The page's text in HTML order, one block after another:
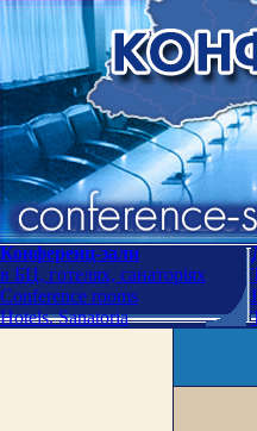
Конференц-зали
в БЦ, готелях, санаторіях
Conference rooms
Hotels. Sanatoria